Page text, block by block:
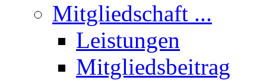
Mitgliedschaft ...
Leistungen
Mitgliedsbeitrag